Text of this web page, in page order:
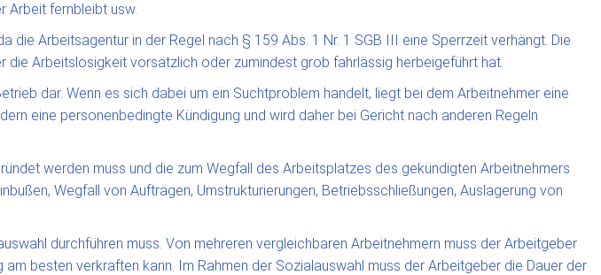
Arbeit fernbleibt usw.
Arbeitsagentur in der Regel nach § 159 Abs. 1 Nr. 1 SGB III eine Sperrzeit verhängt. Die
Arbeitslosigkeit vorsätzlich oder zumindest grob fahrlässig herbeigeführt hat.
dar. Wenn es sich dabei um ein Suchtproblem handelt, liegt bei dem Arbeitnehmer eine
eine personenbedingte Kündigung und wird daher bei Gericht nach anderen Regeln
werden muss und die zum Wegfall des Arbeitsplatzes des gekündigten Arbeitnehmers
Wegfall von Aufträgen, Umstrukturierungen, Betriebsschließungen, Auslagerung von
durchführen muss. Von mehreren vergleichbaren Arbeitnehmern muss der Arbeitgeber
besten verkraften kann. Im Rahmen der Sozialauswahl muss der Arbeitgeber die Dauer der